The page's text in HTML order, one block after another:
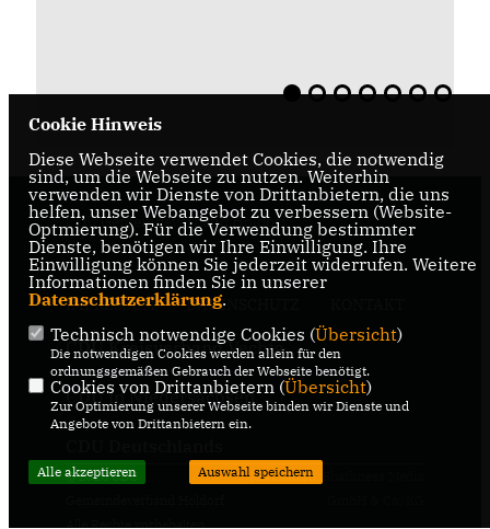
CDU Gemeindeverband Holdorf
IMPRESSUM DATENSCHUTZ
CDU Kreisverband Vechta
CDU in Niedersachsen
@2026 CDU
Alle Rechte vorbehalten.
Realisation: Sharkness Media
Cookie Hinweis
Diese Webseite verwendet Cookies, die notwendig
sind, um die Webseite zu nutzen. Weiterhin
verwenden wir Dienste von Drittanbietern, die uns
helfen, unser Webangebot zu verbessern (Website-
Optmierung). Für die Verwendung bestimmter
Dienste, benötigen wir Ihre Einwilligung. Ihre
Einwilligung können Sie jederzeit widerrufen. Weitere
Informationen finden Sie in unserer
Datenschutzerklärung.
Technisch notwendige Cookies (Übersicht)
Die notwendigen Cookies werden allein für den
ordnungsgemäßen Gebrauch der Webseite benötigt.
Cookies von Drittanbietern (Übersicht)
Zur Optimierung unserer Webseite binden wir Dienste und
Angebote von Drittanbietern ein.
Alle akzeptieren Auswahl speichern